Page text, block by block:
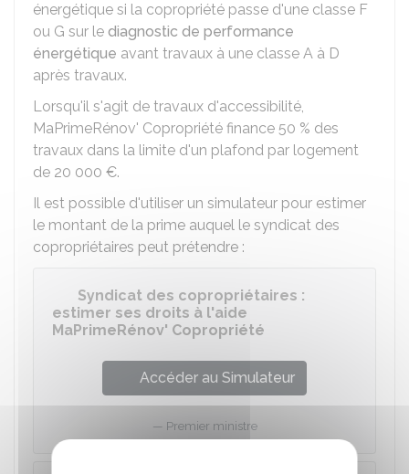
énergétique si la copropriété passe d'une classe F
ou G sur le diagnostic de performance
énergétique avant travaux à une classe A à D
après travaux.
Lorsqu'il s'agit de travaux d'accessibilité,
MaPrimeRénov' Copropriété finance 50 % des
travaux dans la limite d'un plafond par logement
de 20 000 €.
Il est possible d'utiliser un simulateur pour estimer
le montant de la prime auquel le syndicat des
copropriétaires peut prétendre :
Syndicat des copropriétaires :
estimer ses droits à l'aide
MaPrimeRénov' Copropriété
Accéder au Simulateur
Premier ministre